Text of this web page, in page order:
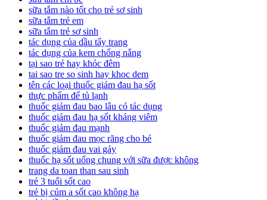
sữa tắm nào tốt cho trẻ sơ sinh
sữa tắm trẻ em
sữa tắm trẻ sơ sinh
tác dụng của dầu tẩy trang
tác dụng của kem chống nắng
tại sao trẻ hay khóc đêm
tai sao tre so sinh hay khoc dem
tên các loại thuốc giảm đau hạ sốt
thực phẩm để tủ lạnh
thuốc giảm đau bao lâu có tác dụng
thuốc giảm đau hạ sốt kháng viêm
thuốc giảm đau mạnh
thuốc giảm đau mọc răng cho bé
thuốc giảm đau vai gáy
thuốc hạ sốt uống chung với sữa được không
trang da toan than sau sinh
trẻ 3 tuổi sốt cao
trẻ bị cúm a sốt cao không hạ